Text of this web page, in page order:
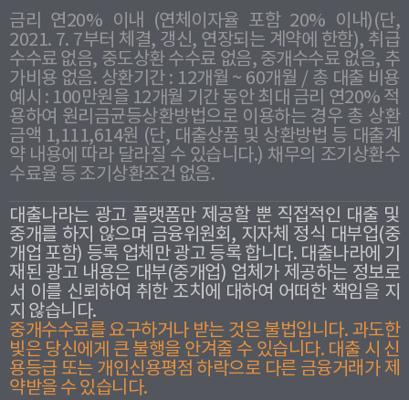
금리 연20% 이내 (연체이자율 포함 20% 이내)(단,
2021. 7. 7부터 체결, 갱신, 연장되는 계약에 한함), 취급
수수료 없음, 중도상환 수수료 없음, 중개수수료 없음, 추
가비용 없음. 상환기간 : 12개월 ~ 60개월 / 총 대출 비용
예시 : 100만원을 12개월 기간 동안 최대 금리 연20% 적
용하여 원리금균등상환방법으로 이용하는 경우 총 상환
금액 1,111,614원 (단, 대출상품 및 상환방법 등 대출계
약 내용에 따라 달라질 수 있습니다.) 채무의 조기상환수
수료율 등 조기상환조건 없음.
대출나라는 광고 플랫폼만 제공할 뿐 직접적인 대출 및
중개를 하지 않으며 금융위원회, 지자체 정식 대부업(중
개업 포함) 등록 업체만 광고 등록 합니다. 대출나라에 기
재된 광고 내용은 대부(중개업) 업체가 제공하는 정보로
서 이를 신뢰하여 취한 조치에 대하여 어떠한 책임을 지
지 않습니다.
중개수수료를 요구하거나 받는 것은 불법입니다. 과도한
빛은 당신에게 큰 불행을 안겨줄 수 있습니다. 대출 시 신
용등급 또는 개인신용평점 하락으로 다른 금융거래가 제
약받을 수 있습니다.